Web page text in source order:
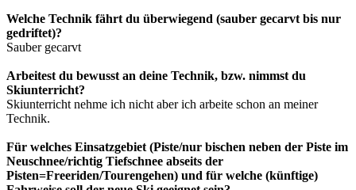
Welche Technik fährt du überwiegend (sauber gecarvt bis nur
gedriftet)?
Sauber gecarvt
Arbeitest du bewusst an deine Technik, bzw. nimmst du
Skiunterricht?
Skiunterricht nehme ich nicht aber ich arbeite schon an meiner
Technik.
Für welches Einsatzgebiet (Piste/nur bischen neben der Piste im
Neuschnee/richtig Tiefschnee abseits der
Pisten=Freeriden/Tourengehen) und für welche (künftige)